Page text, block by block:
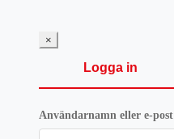
×
Logga in
Användarnamn eller e-post